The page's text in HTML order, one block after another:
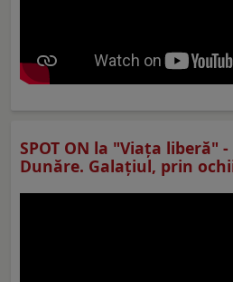
SPOT ON la "Viaţa liberă"
Dunăre. Galațiul, prin